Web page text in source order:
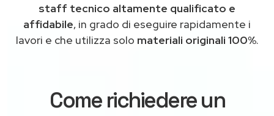
staff tecnico altamente qualificato e
affidabile, in grado di eseguire rapidamente i
lavori e che utilizza solo materiali originali 100%.
Come richiedere un